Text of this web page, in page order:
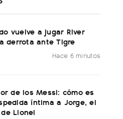
vuelve a jugar River
derrota ante Tigre
Hace 6 minutos
de los Messi: cómo es
íntima a Jorge, el
Lionel